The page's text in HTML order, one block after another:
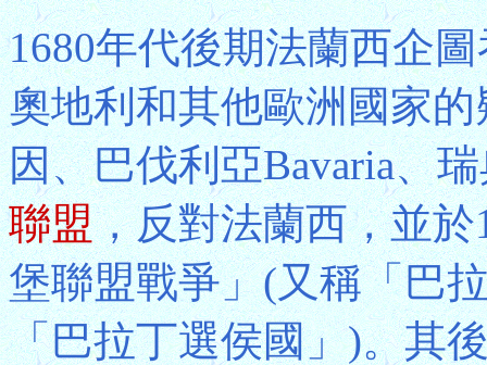
1680年代後期法蘭西企
奧地利和其他歐洲國家
因、巴伐利亞Bavaria、
聯盟，反對法蘭西，並
堡聯盟戰爭」(又稱「巴
「巴拉丁選侯國」)。其